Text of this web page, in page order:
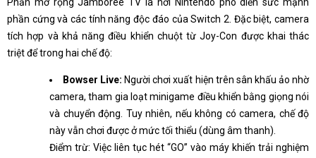
Phần mở rộng Jamboree TV là nơi Nintendo phô diễn sức mạnh
phần cứng và các tính năng độc đáo của Switch 2. Đặc biệt, camera
tích hợp và khả năng điều khiển chuột từ Joy-Con được khai thác
triệt để trong hai chế độ:
Bowser Live: Người chơi xuất hiện trên sân khấu ảo nhờ
camera, tham gia loạt minigame điều khiển bằng giọng nói
và chuyển động. Tuy nhiên, nếu không có camera, chế độ
này vẫn chơi được ở mức tối thiểu (dùng âm thanh).
Điểm trừ: Việc liên tục hét “GO” vào máy khiến trải nghiệm